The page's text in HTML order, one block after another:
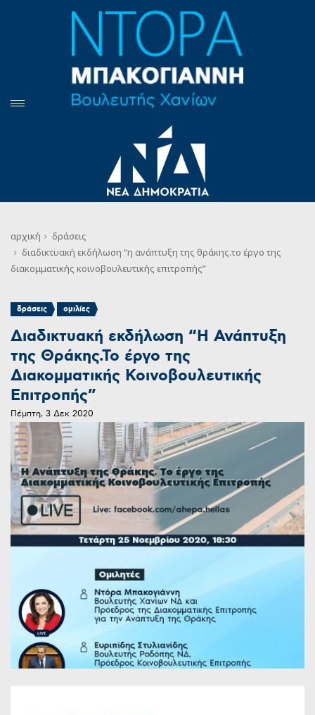
αρχική
δράσεις
διαδικτυακή εκδήλωση “η ανάπτυξη της θράκης.το έργο της
διακομματικής κοινοβουλευτικής επιτροπής​”
δράσεις , ομιλίες
Διαδικτυακή εκδήλωση “Η Ανάπτυξη
της Θράκης.Το έργο της
Διακομματικής Κοινοβουλευτικής
Επιτροπής​”
Πέμπτη, 3 Δεκ 2020